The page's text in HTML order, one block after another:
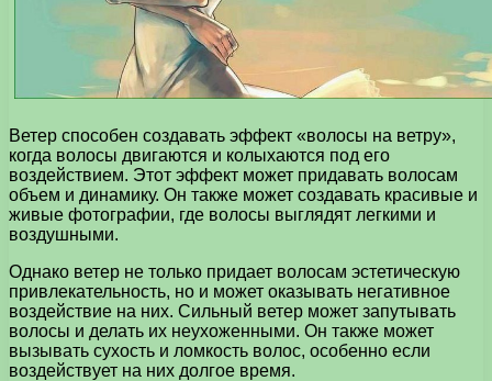
Ветер способен создавать эффект «волосы на ветру»,
когда волосы двигаются и колыхаются под его
воздействием. Этот эффект может придавать волосам
объем и динамику. Он также может создавать красивые и
живые фотографии, где волосы выглядят легкими и
воздушными.
Однако ветер не только придает волосам эстетическую
привлекательность, но и может оказывать негативное
воздействие на них. Сильный ветер может запутывать
волосы и делать их неухоженными. Он также может
вызывать сухость и ломкость волос, особенно если
воздействует на них долгое время.